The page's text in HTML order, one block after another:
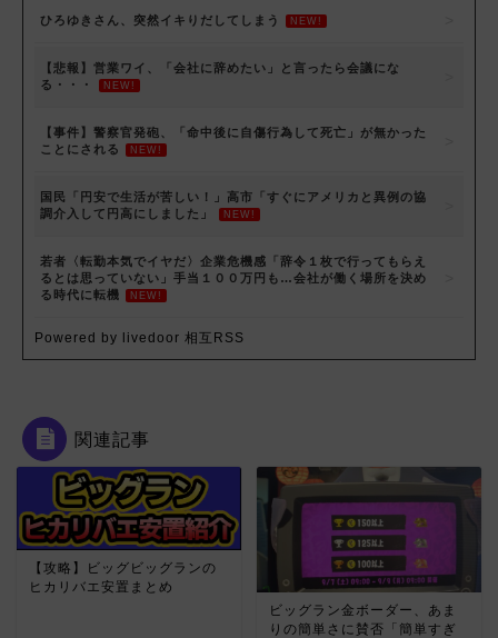
ひろゆきさん、突然イキりだしてしまう NEW!
【悲報】営業ワイ、「会社に辞めたい」と言ったら会議にな
る・・・
NEW!
【事件】警察官発砲、「命中後に自傷行為して死亡」が無かった
ことにされる
NEW!
国民「円安で生活が苦しい！」高市「すぐにアメリカと異例の協
調介入して円高にしました」
NEW!
若者〈転勤本気でイヤだ〉企業危機感「辞令１枚で行ってもらえ
るとは思っていない」手当１００万円も…会社が働く場所を決め
る時代に転機
NEW!
Powered by livedoor 相互RSS
関連記事
【攻略】ビッグビッグランの
ヒカリバエ安置まとめ
ビッグラン金ボーダー、あま
りの簡単さに賛否「簡単すぎ